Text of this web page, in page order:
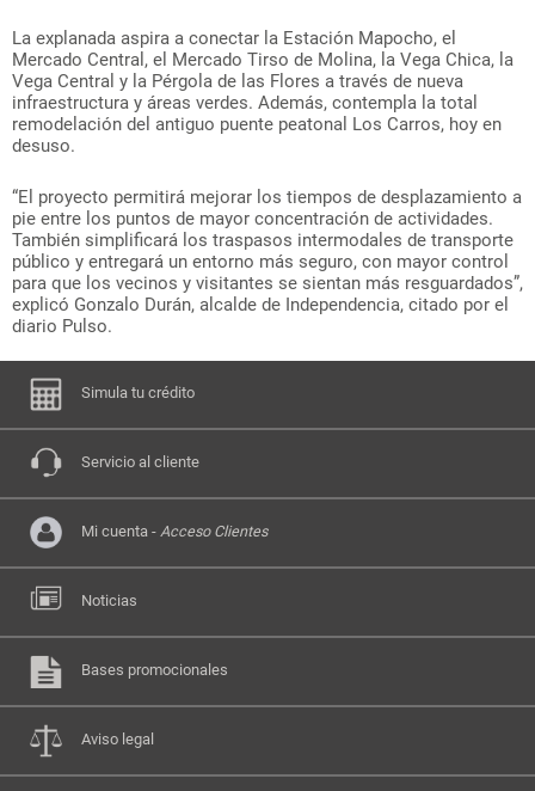
La explanada aspira a conectar la Estación Mapocho, el
Mercado Central, el Mercado Tirso de Molina, la Vega Chica, la
Vega Central y la Pérgola de las Flores a través de nueva
infraestructura y áreas verdes. Además, contempla la total
remodelación del antiguo puente peatonal Los Carros, hoy en
desuso.
“El proyecto permitirá mejorar los tiempos de desplazamiento a
pie entre los puntos de mayor concentración de actividades.
También simplificará los traspasos intermodales de transporte
público y entregará un entorno más seguro, con mayor control
para que los vecinos y visitantes se sientan más resguardados”,
explicó Gonzalo Durán, alcalde de Independencia, citado por el
diario Pulso.
Simula tu crédito
Servicio al cliente
Mi cuenta - Acceso Clientes
Noticias
Bases promocionales
Aviso legal